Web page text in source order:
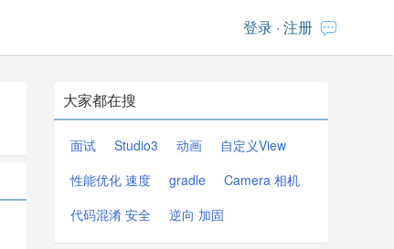
登录 · 注册
大家都在搜
面试 Studio3 动画
自定义View
性能优化 速度
gradle
Camera 相机
代码混淆 安全
逆向 加固